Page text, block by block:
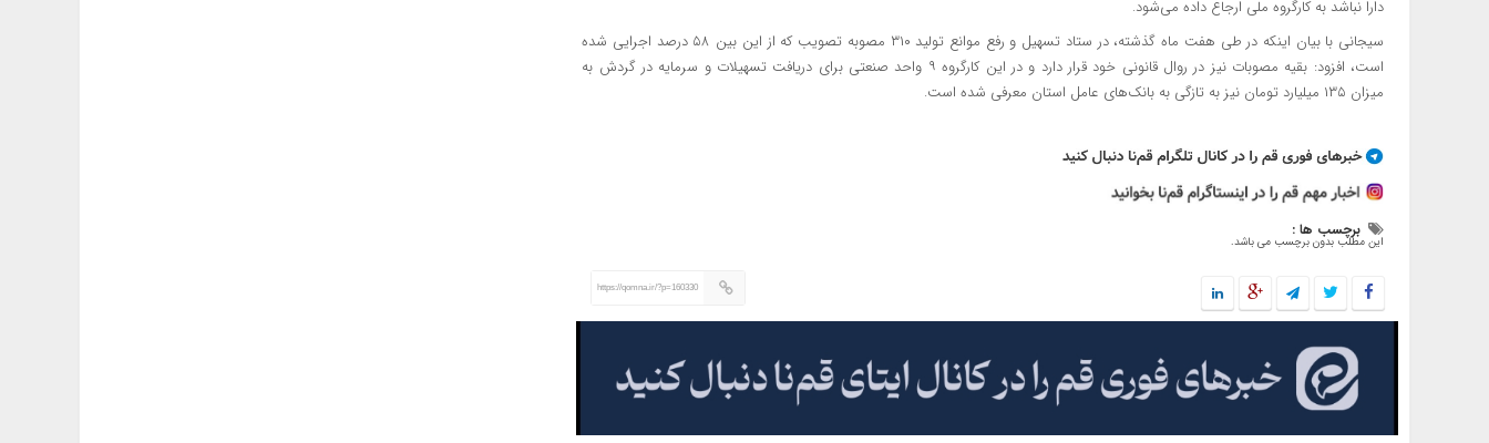
دارا نباشد به کارگروه ملی ارجاع داده می‌شود.
سیجانی با بیان اینکه در طی هفت ماه گذشته، در ستاد تسهیل و رفع موانع تولید ۳۱۰ مصوبه تصویب که از این بین ۵۸ درصد اجرایی شده
است، افزود: بقیه مصوبات نیز در روال قانونی خود قرار دارد و در این کارگروه ۹ واحد صنعتی برای دریافت تسهیلات و سرمایه در گردش به
میزان ۱۳۵ میلیارد تومان نیز به تازگی به بانک‌های عامل استان معرفی شده است.
برچسب ها :
این مطلب بدون برچسب می باشد.
https://qomna.ir/?p=160330